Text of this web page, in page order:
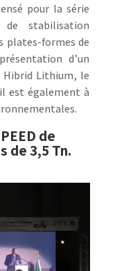
pour la série
stabilisation
plates-formes de
d’un
Hibrid Lithium, le
est également à
de
de 3,5 Tn.